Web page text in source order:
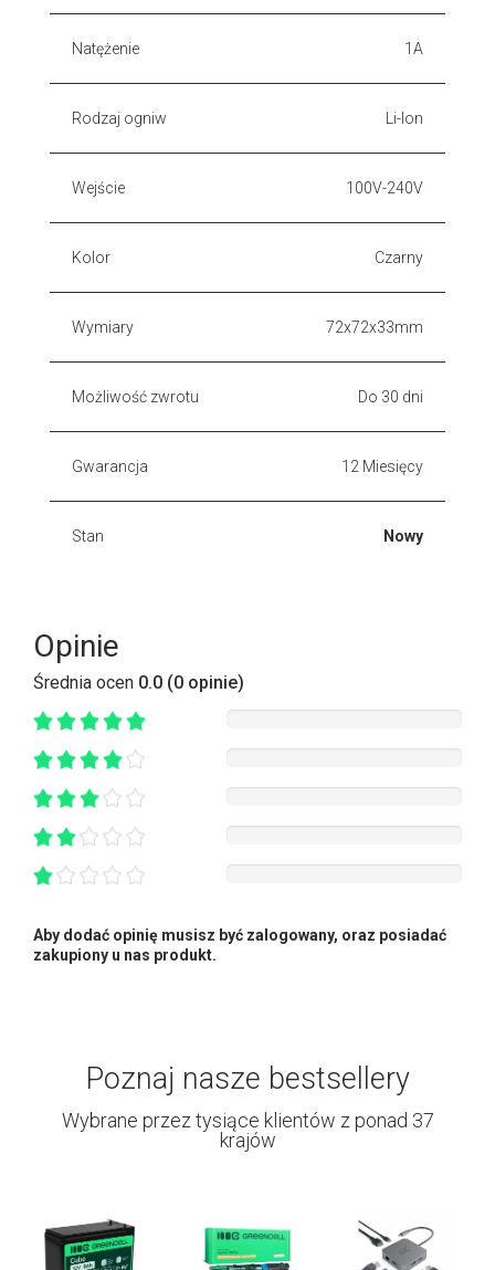
Natężenie 1A
Rodzaj ogniw Li-Ion
Wejście 100V-240V
Kolor Czarny
Wymiary 72x72x33mm
Możliwość zwrotu Do 30 dni
Gwarancja 12 Miesięcy
Stan Nowy
Opinie
Średnia ocen 0.0 (0 opinie)
Aby dodać opinię musisz być zalogowany, oraz posiadać
zakupiony u nas produkt.
Poznaj nasze bestsellery
Wybrane przez tysiące klientów z ponad 37
krajów